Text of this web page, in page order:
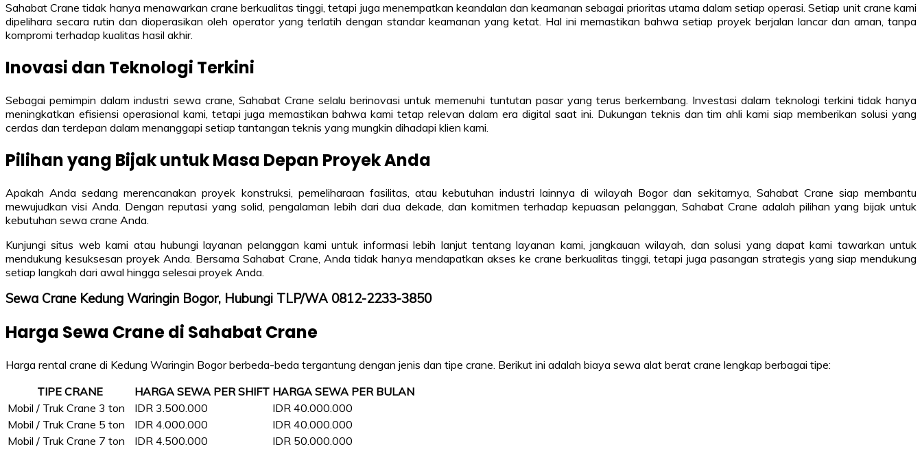
Sahabat Crane tidak hanya menawarkan crane berkualitas tinggi, tetapi juga menempatkan keandalan dan keamanan sebagai prioritas utama dalam setiap operasi. Setiap unit crane kami
dipelihara secara rutin dan dioperasikan oleh operator yang terlatih dengan standar keamanan yang ketat. Hal ini memastikan bahwa setiap proyek berjalan lancar dan aman, tanpa
kompromi terhadap kualitas hasil akhir.
Inovasi dan Teknologi Terkini
Sebagai pemimpin dalam industri sewa crane, Sahabat Crane selalu berinovasi untuk memenuhi tuntutan pasar yang terus berkembang. Investasi dalam teknologi terkini tidak hanya
meningkatkan efisiensi operasional kami, tetapi juga memastikan bahwa kami tetap relevan dalam era digital saat ini. Dukungan teknis dan tim ahli kami siap memberikan solusi yang
cerdas dan terdepan dalam menanggapi setiap tantangan teknis yang mungkin dihadapi klien kami.
Pilihan yang Bijak untuk Masa Depan Proyek Anda
Apakah Anda sedang merencanakan proyek konstruksi, pemeliharaan fasilitas, atau kebutuhan industri lainnya di wilayah Bogor dan sekitarnya, Sahabat Crane siap membantu
mewujudkan visi Anda. Dengan reputasi yang solid, pengalaman lebih dari dua dekade, dan komitmen terhadap kepuasan pelanggan, Sahabat Crane adalah pilihan yang bijak untuk
kebutuhan sewa crane Anda.
Kunjungi situs web kami atau hubungi layanan pelanggan kami untuk informasi lebih lanjut tentang layanan kami, jangkauan wilayah, dan solusi yang dapat kami tawarkan untuk
mendukung kesuksesan proyek Anda. Bersama Sahabat Crane, Anda tidak hanya mendapatkan akses ke crane berkualitas tinggi, tetapi juga pasangan strategis yang siap mendukung
setiap langkah dari awal hingga selesai proyek Anda.
Sewa Crane Kedung Waringin Bogor, Hubungi TLP/WA 0812-2233-3850
Harga Sewa Crane di Sahabat Crane
Harga rental crane di Kedung Waringin Bogor berbeda-beda tergantung dengan jenis dan tipe crane. Berikut ini adalah biaya sewa alat berat crane lengkap berbagai tipe:
TIPE CRANE
HARGA SEWA PER SHIFT HARGA SEWA PER BULAN
Mobil / Truk Crane 3 ton
IDR 3.500.000
IDR 40.000.000
Mobil / Truk Crane 5 ton
IDR 4.000.000
IDR 40.000.000
Mobil / Truk Crane 7 ton
IDR 4.500.000
IDR 50.000.000